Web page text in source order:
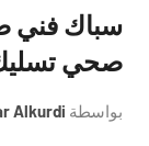
صحي
بواسطة Alkurdi